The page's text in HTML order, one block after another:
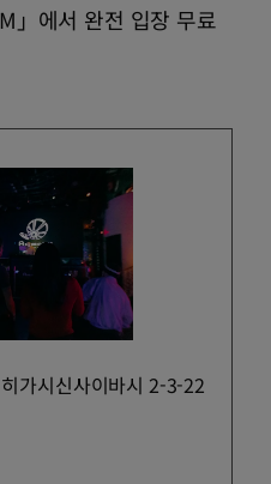
」에서 완전 입장 무료
가시신사이바시 2-3-22